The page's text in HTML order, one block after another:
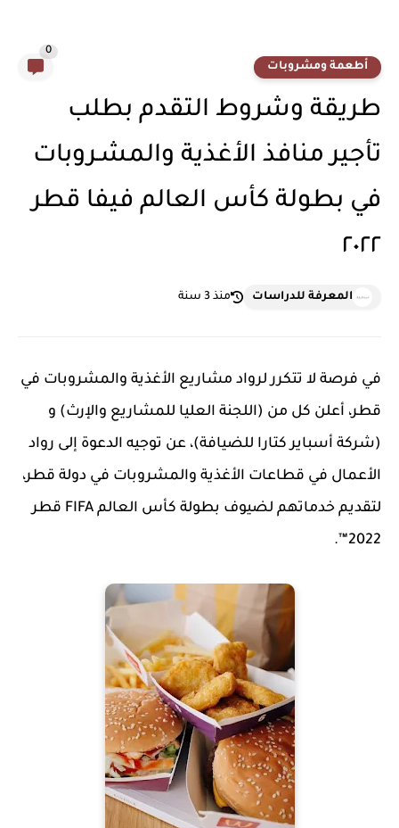
أطعمة ومشروبات
0
طريقة وشروط التقدم بطلب
تأجير منافذ الأغذية والمشـروبات
في بطولة كأس العالم فيفا قطر
٢٠٢٢
المعرفة للدراسات منذ 3 سنة
في فرصة لا تتكرر لرواد مشاريع الأغذية والمشروبات في
قطر، أعلن كل من (اللجنة العليا للمشاريع والإرث) و
(شركة أسباير كتارا للضيافة)، عن توجيه الدعوة إلى رواد
الأعمال في قطاعات الأغذية والمشروبات في دولة قطر،
لتقديم خدماتهم لضيوف بطولة كأس العالم FIFA قطر
2022™.